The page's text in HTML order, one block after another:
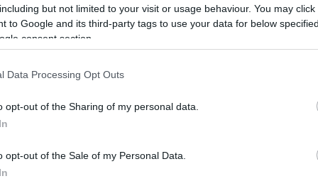
but not limited to your visit or usage behaviour. You may
to Google and its third-party tags to use your data for below
consent section.
Data Processing Opt Outs
opt-out of the Sharing of my personal data.
opt-out of the Sale of my Personal Data.